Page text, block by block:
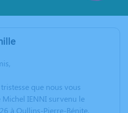
que nous vous
Michel IENNI survenu le
à Oullins-Pierre-Bénite.